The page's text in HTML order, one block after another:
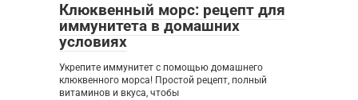
Клюквенный морс: рецепт для
иммунитета в домашних
условиях
Укрепите иммунитет с помощью домашнего
клюквенного морса! Простой рецепт, полный
витаминов и вкуса, чтобы